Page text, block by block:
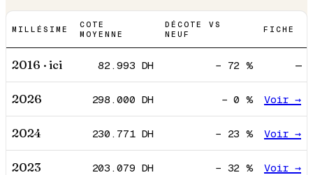
MILLÉSIME
COTE
MOYENNE
DÉCOTE VS
NEUF
FICHE
2016 · ici 82.993 DH − 72 % —
2026 298.000 DH −0 % Voir →
2024 230.771DH − 23 % Voir →
2023 203.079 DH − 32 % Voir →